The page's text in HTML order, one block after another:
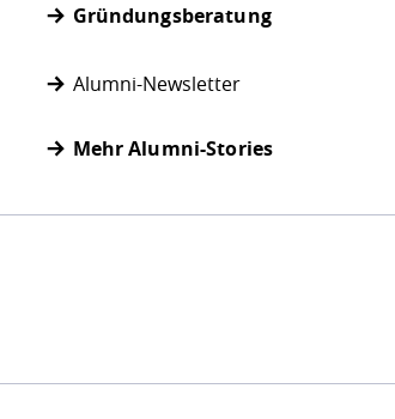
Gründungsberatung
Alumni-Newsletter
Mehr Alumni-Stories